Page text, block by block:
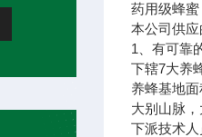
药用级蜂
本公司供应
1、有可靠
下辖7大养
养蜂基地
大别山脉
下派技术